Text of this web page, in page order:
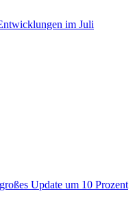
im Juli
Update um 10 Prozent